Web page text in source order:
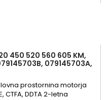
450 520 560 605 KM,
079145703A,
prostornina motorja
CTFA, DDTA 2-letna